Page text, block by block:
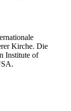
Kirche. Die
Institute of